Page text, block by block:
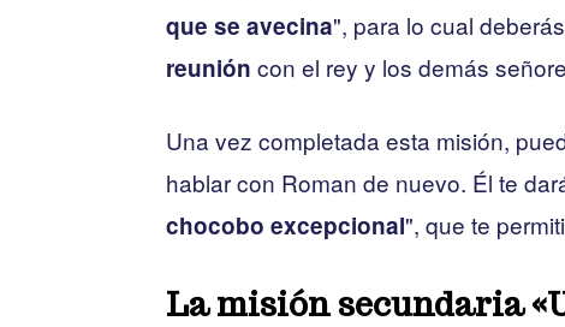
que se avecina", para lo cual
reunión con el rey y los demás
Una vez completada esta misión,
hablar con Roman de nuevo. Él te
chocobo excepcional", que te
La misión secundaria